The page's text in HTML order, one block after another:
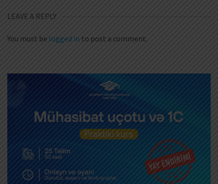
LEAVE A REPLY
You must be logged in to post a comment.